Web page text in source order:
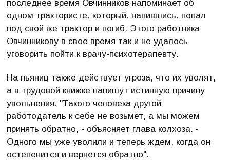
последнее время Овчинников напоминает об
одном трактористе, который, напившись, попал
под свой же трактор и погиб. Этого работника
Овчинникову в свое время так и не удалось
уговорить пойти к врачу-психотерапевту.
На пьяниц также действует угроза, что их уволят,
а в трудовой книжке напишут истинную причину
увольнения. "Такого человека другой
работодатель к себе не возьмет, а мы можем
принять обратно, - объясняет глава колхоза. -
Одного мы уже уволили и теперь ждем, когда он
остепенится и вернется обратно".